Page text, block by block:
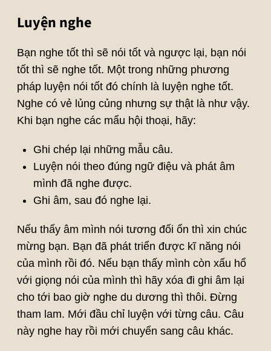
Luyện nghe
Bạn nghe tốt thì sẽ nói tốt và ngược lại, bạn nói
tốt thì sẽ nghe tốt. Một trong những phương
pháp luyện nói tốt đó chính là luyện nghe tốt.
Nghe có vẻ lủng củng nhưng sự thật là như vậy.
Khi bạn nghe các mẩu hội thoại, hãy:
Ghi chép lại những mẫu câu.
Luyện nói theo đúng ngữ điệu và phát âm
mình đã nghe được.
Ghi âm, sau đó nghe lại.
Nếu thấy âm mình nói tương đối ổn thì xin chúc
mừng bạn. Bạn đã phát triển được kĩ năng nói
của mình rồi đó. Nếu bạn thấy mình còn xấu hổ
với giọng nói của mình thì hãy xóa đi ghi âm lại
cho tới bao giờ nghe du dương thì thôi. Đừng
tham lam. Mới đầu chỉ luyện với từng câu. Câu
này nghe hay rồi mới chuyển sang câu khác.